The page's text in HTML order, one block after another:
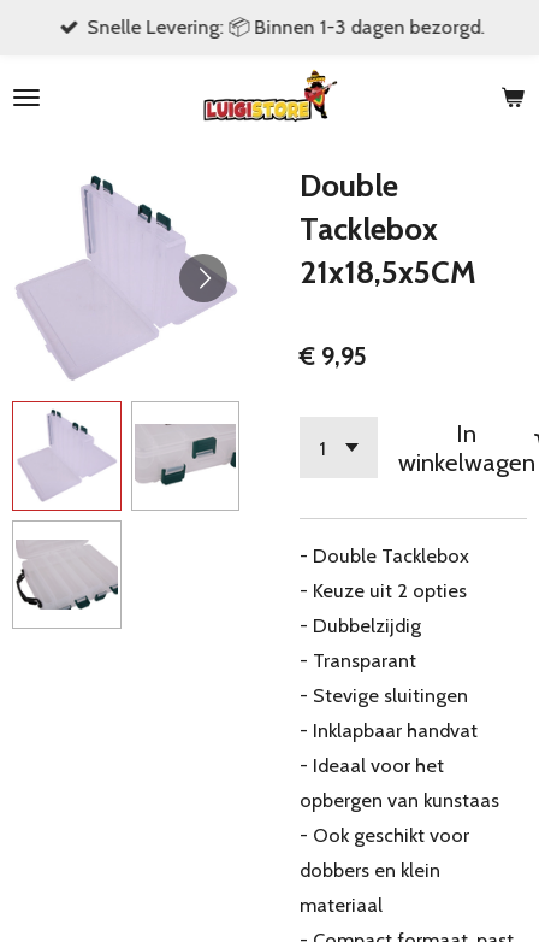
naar
Snelle Levering: 📦 Binnen 1-3 dagen bezorgd.
Double
Tacklebox
21x18,5x5CM
€ 9,95
In
winkelwagen
- Double Tacklebox
- Keuze uit 2 opties
- Dubbelzijdig
- Transparant
- Stevige sluitingen
- Inklapbaar handvat
- Ideaal voor het
opbergen van kunstaas
- Ook geschikt voor
dobbers en klein
materiaal